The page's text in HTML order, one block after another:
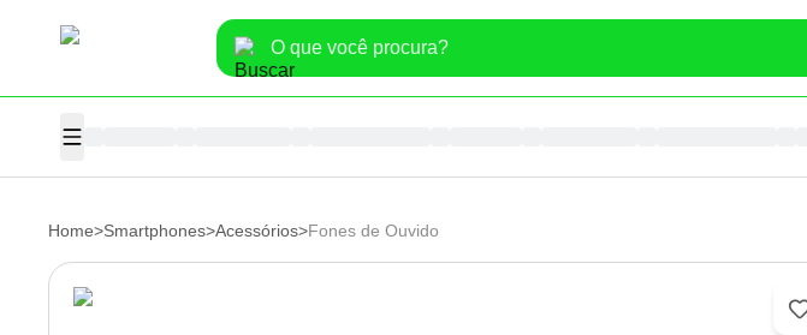
Home>Smartphones>Acessórios>Fones de Ouvido